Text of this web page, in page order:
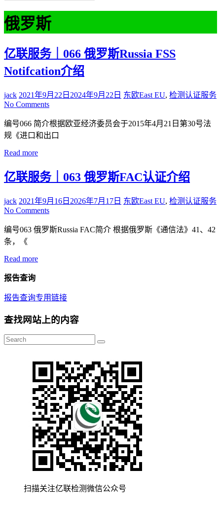
俄罗斯
亿联服务｜066 俄罗斯Russia FSS
Notifcation介绍
jack 2021年9月22日 2024年9月22日 东欧East EU, 检测认证服务
No Comments
编号066 简介根据欧亚经济委员会于2015年4月21日第30号法
规《进口和出口
Read more
亿联服务｜063 俄罗斯FAC认证介绍
jack 2021年9月16日 2026年7月17日 东欧East EU, 检测认证服务
No Comments
编号063 俄罗斯Russia FAC简介 根据俄罗斯《通信法》41、42
条，《
Read more
报告查询
报告查询专用链接
查找网站上的内容
扫描关注亿联检测微信公众号